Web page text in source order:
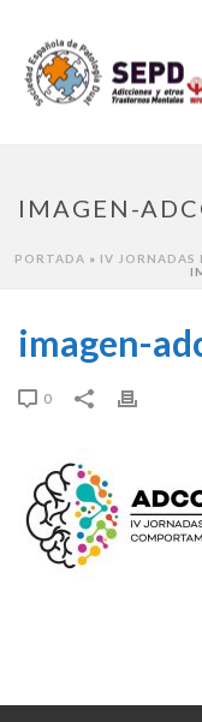
IMAGEN-
PORTADA » IV JORNADAS
imagen-
0